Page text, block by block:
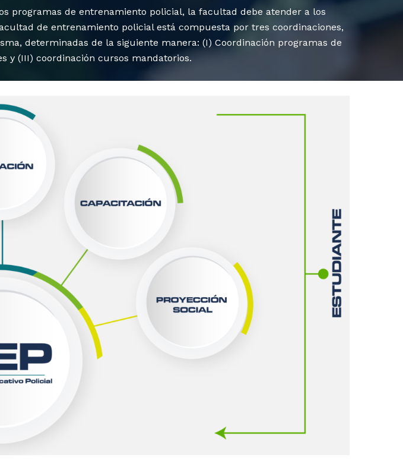
programas de entrenamiento policial, la facultad debe atender a los
de entrenamiento policial está compuesta por tres coordinaciones,
determinadas de la siguiente manera: (I) Coordinación programas de
y (III) coordinación cursos mandatorios.